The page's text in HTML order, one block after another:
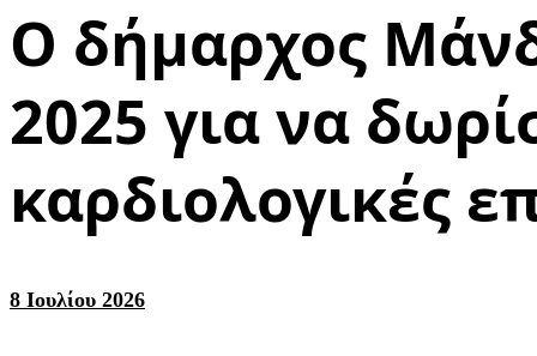
Ο δήμαρχος
2025 για να
καρδιολογικές
8 Ιουλίου 2026